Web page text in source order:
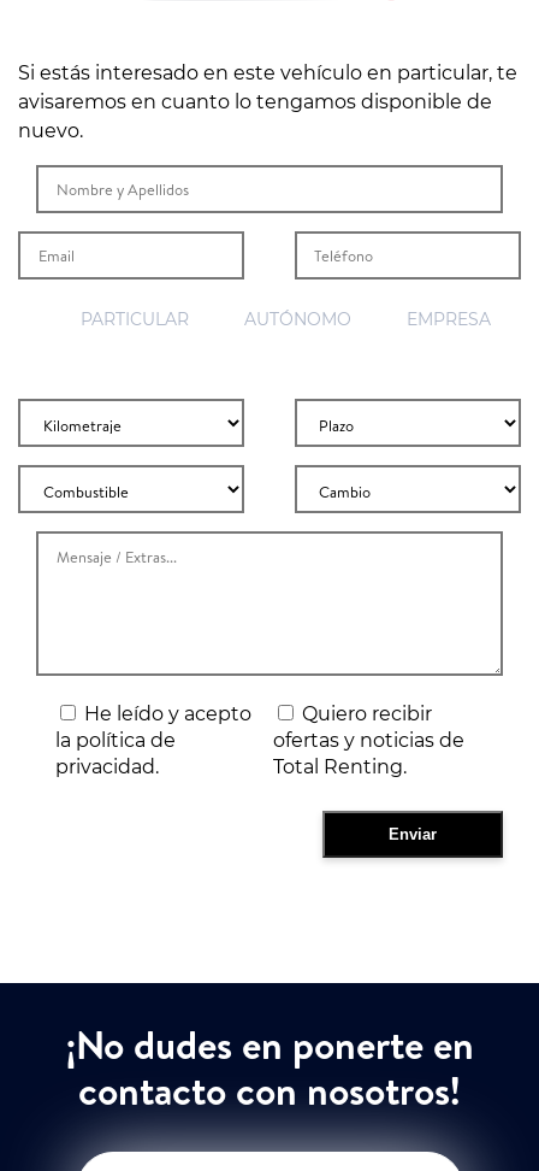
Si estás interesado en este vehículo en particular, te
avisaremos en cuanto lo tengamos disponible de
nuevo.
PARTICULAR AUTÓNOMO EMPRESA
He leído y acepto
la política de
privacidad.
Quiero recibir
ofertas y noticias de
Total Renting.
¡No dudes en ponerte en
contacto con nosotros!